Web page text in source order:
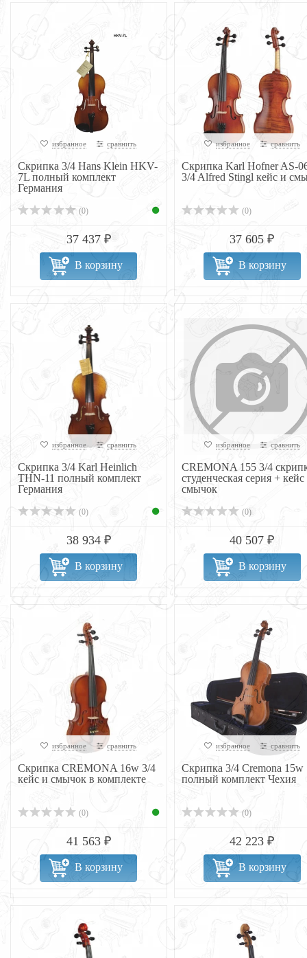
избранное сравнить
Скрипка 3/4 Hans Klein HKV-
7L полный комплект
Германия
(0)
37 437 ₽
В корзину
избранное сравнить
Скрипка Karl Hofner AS-
3/4 Alfred Stingl кейс и
(0)
37 605 ₽
В корзину
избранное сравнить
Скрипка 3/4 Karl Heinlich
THN-11 полный комплект
Германия
(0)
38 934 ₽
В корзину
избранное сравнить
CREMONA 155 3/4
студенческая серия + кейс
смычок
(0)
40 507 ₽
В корзину
избранное сравнить
Скрипка CREMONA 16w 3/4
кейс и смычок в комплекте
(0)
41 563 ₽
В корзину
избранное сравнить
Скрипка 3/4 Cremona 15w
полный комплект Чехия
(0)
42 223 ₽
В корзину